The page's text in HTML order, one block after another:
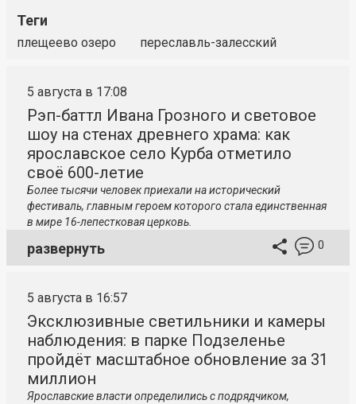
Теги
плещеево озеро переславль-залесский
5 августа в 17:08
Рэп-баттл Ивана Грозного и световое
шоу на стенах древнего храма: как
ярославское село Курба отметило
своё 600-летие
Более тысячи человек приехали на исторический
фестиваль, главным героем которого стала единственная
в мире 16-лепестковая церковь.
развернуть 0
5 августа в 16:57
Эксклюзивные светильники и камеры
наблюдения: в парке Подзеленье
пройдёт масштабное обновление за 31
миллион
Ярославские власти определились с подрядчиком,